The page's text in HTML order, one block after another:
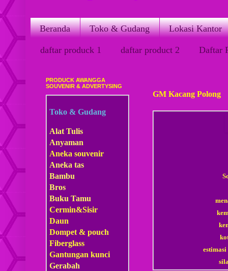
Beranda Toko & Gudang Lokasi Kantor
daftar produck 1 daftar product 2 Daftar
GM Kacang Polong
PRODUCK AWANGGA
SOUVENIR & ADVERTYSING
Toko & Gudang
Alat Tulis
Anyaman
Aneka souvenir
Aneka tas
Bambu
Bros
Buku Tamu
Cermin&Sisir
Daun
Dompet & pouch
Fiberglass
Gantungan kunci
Gerabah